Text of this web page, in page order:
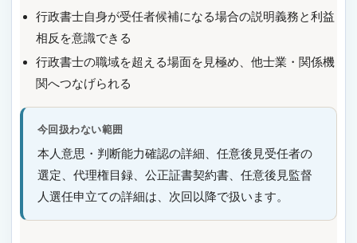
行政書士自身が受任者候補になる場合の説明義務と利益
相反を意識できる
行政書士の職域を超える場面を見極め、他士業・関係機
関へつなげられる
今回扱わない範囲
本人意思・判断能力確認の詳細、任意後見受任者の
選定、代理権目録、公正証書契約書、任意後見監督
人選任申立ての詳細は、次回以降で扱います。